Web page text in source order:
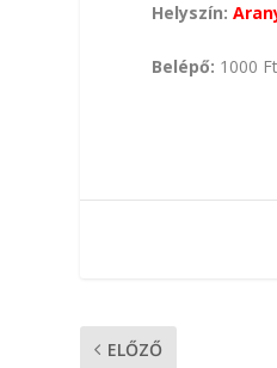
Helyszín:
Belépő: 1000 Ft
ELŐZŐ